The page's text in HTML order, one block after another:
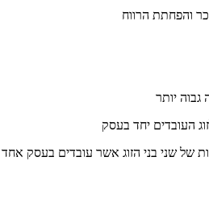
והפחתת הרווח
יותר
העובדים יחד בעסק
של שני בני הזוג אשר עובדים בעסק אחד